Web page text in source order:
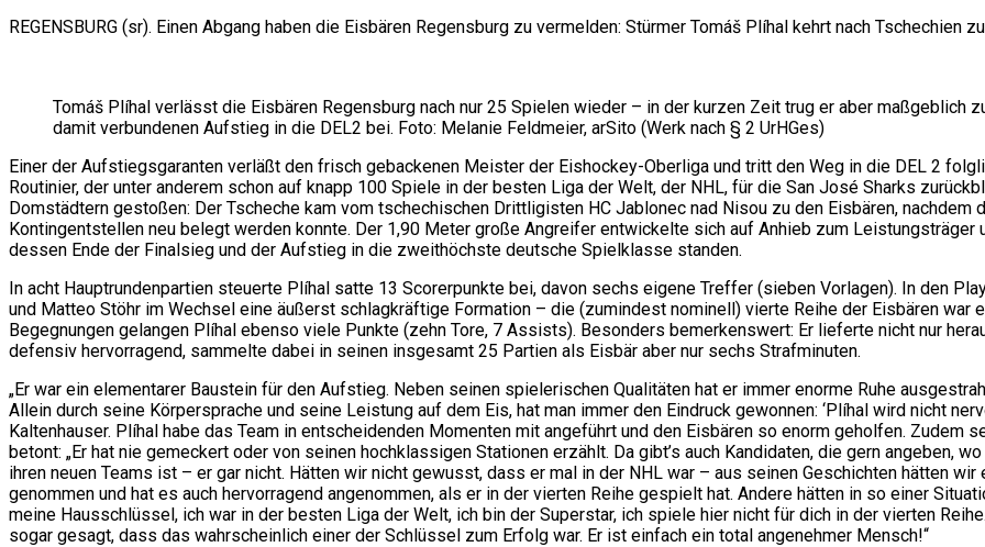
REGENSBURG (sr). Einen Abgang haben die Eisbären Regensburg zu vermelden: Stürmer Tomáš Plíhal kehrt nach Tschechien
Tomáš Plíhal verlässt die Eisbären Regensburg nach nur 25 Spielen wieder – in der kurzen Zeit trug er aber maßgeblich
damit verbundenen Aufstieg in die DEL2 bei. Foto: Melanie Feldmeier, arSito (Werk nach § 2 UrHGes)
Einer der Aufstiegsgaranten verläßt den frisch gebackenen Meister der Eishockey-Oberliga und tritt den Weg in die DEL 2
Routinier, der unter anderem schon auf knapp 100 Spiele in der besten Liga der Welt, der NHL, für die San José Sharks
Domstädtern gestoßen: Der Tscheche kam vom tschechischen Drittligisten HC Jablonec nad Nisou zu den Eisbären, nachdem
Kontingentstellen neu belegt werden konnte. Der 1,90 Meter große Angreifer entwickelte sich auf Anhieb zum
dessen Ende der Finalsieg und der Aufstieg in die zweithöchste deutsche Spielklasse standen.
In acht Hauptrundenpartien steuerte Plíhal satte 13 Scorerpunkte bei, davon sechs eigene Treffer (sieben Vorlagen). In den
und Matteo Stöhr im Wechsel eine äußerst schlagkräftige Formation – die (zumindest nominell) vierte Reihe der Eisbären
Begegnungen gelangen Plíhal ebenso viele Punkte (zehn Tore, 7 Assists). Besonders bemerkenswert: Er lieferte nicht nur
defensiv hervorragend, sammelte dabei in seinen insgesamt 25 Partien als Eisbär aber nur sechs Strafminuten.
„Er war ein elementarer Baustein für den Aufstieg. Neben seinen spielerischen Qualitäten hat er immer enorme Ruhe
Allein durch seine Körpersprache und seine Leistung auf dem Eis, hat man immer den Eindruck gewonnen: ‘Plíhal wird nicht
Kaltenhauser. Plíhal habe das Team in entscheidenden Momenten mit angeführt und den Eisbären so enorm geholfen. Zudem
betont: „Er hat nie gemeckert oder von seinen hochklassigen Stationen erzählt. Da gibt’s auch Kandidaten, die gern angeben,
ihren neuen Teams ist – er gar nicht. Hätten wir nicht gewusst, dass er mal in der NHL war – aus seinen Geschichten hätten
genommen und hat es auch hervorragend angenommen, als er in der vierten Reihe gespielt hat. Andere hätten in so einer
meine Hausschlüssel, ich war in der besten Liga der Welt, ich bin der Superstar, ich spiele hier nicht für dich in der vierten
sogar gesagt, dass das wahrscheinlich einer der Schlüssel zum Erfolg war. Er ist einfach ein total angenehmer Mensch!“